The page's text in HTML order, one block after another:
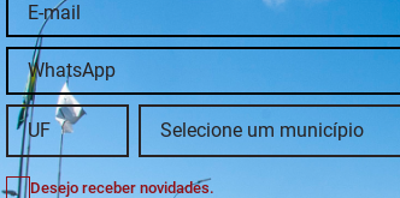
Desejo receber novidades.